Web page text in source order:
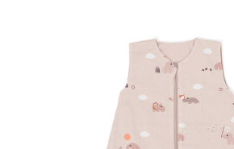
Lelut ja pelit
Äiti & Isä
Huonekalut &
Tarvikkeet